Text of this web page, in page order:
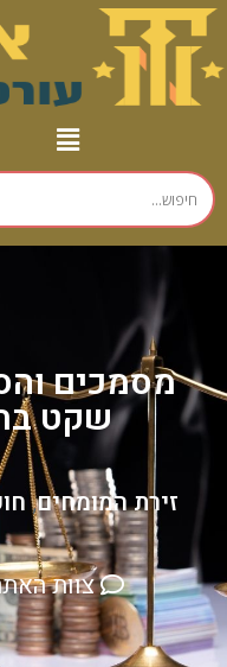
מסמכים
שקט
זירת המומחים,
צוות